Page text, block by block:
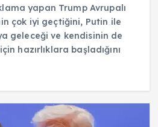
yapan Trump Avrupalı
çok iyi geçtiğini, Putin ile
geleceği ve kendisinin de
hazırlıklara başladığını